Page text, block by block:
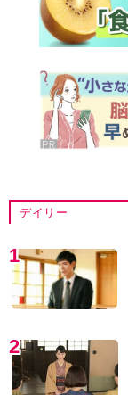
デイリー
1
2